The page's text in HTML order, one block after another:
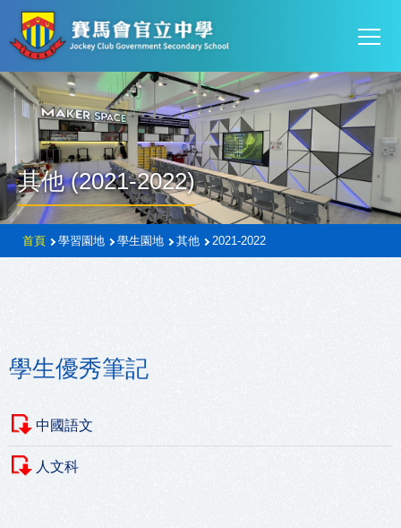
移至主內容
其他 (2021-2022)
導
首頁 學習園地 學生園地 其他 2021-2022
學生優秀筆記
中國語文
人文科